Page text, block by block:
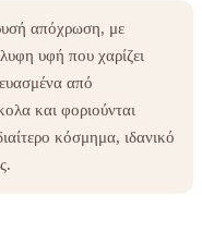
απόχρωση, με
υφή που χαρίζει
από
και φοριούνται
κόσμημα, ιδανικό